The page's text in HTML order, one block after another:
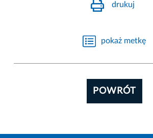
drukuj
pokaż metkę
POWRÓT